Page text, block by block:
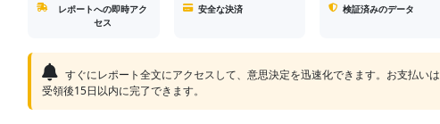
レポートへの即時アク
セス
安全な決済 検証済みのデータ
すぐにレポート全文にアクセスして、意思決定を迅速化できます。お支払いは
受領後15日以内に完了できます。